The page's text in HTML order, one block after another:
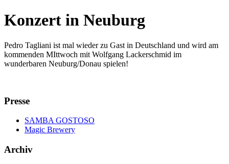
Konzert in Neuburg
Pedro Tagliani ist mal wieder zu Gast in Deutschland und wird am
kommenden MIttwoch mit Wolfgang Lackerschmid im
wunderbaren Neuburg/Donau spielen!
Presse
SAMBA GOSTOSO
Magic Brewery
Archiv